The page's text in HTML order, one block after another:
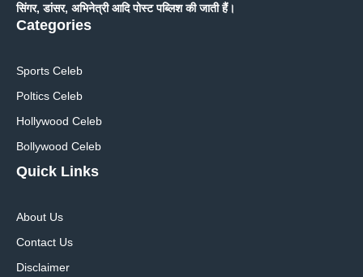
सिंगर, डांसर, अभिनेत्री आदि पोस्ट पब्लिश की जाती हैं।
Categories
Sports Celeb
Poltics Celeb
Hollywood Celeb
Bollywood Celeb
Quick Links
About Us
Contact Us
Disclaimer